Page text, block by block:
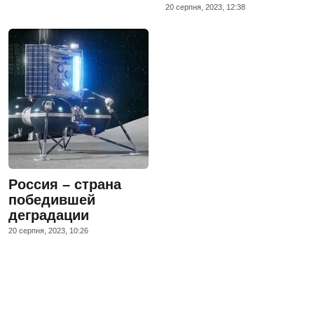
20 серпня, 2023, 12:38
Россия – страна
победившей
деградации
20 серпня, 2023, 10:26